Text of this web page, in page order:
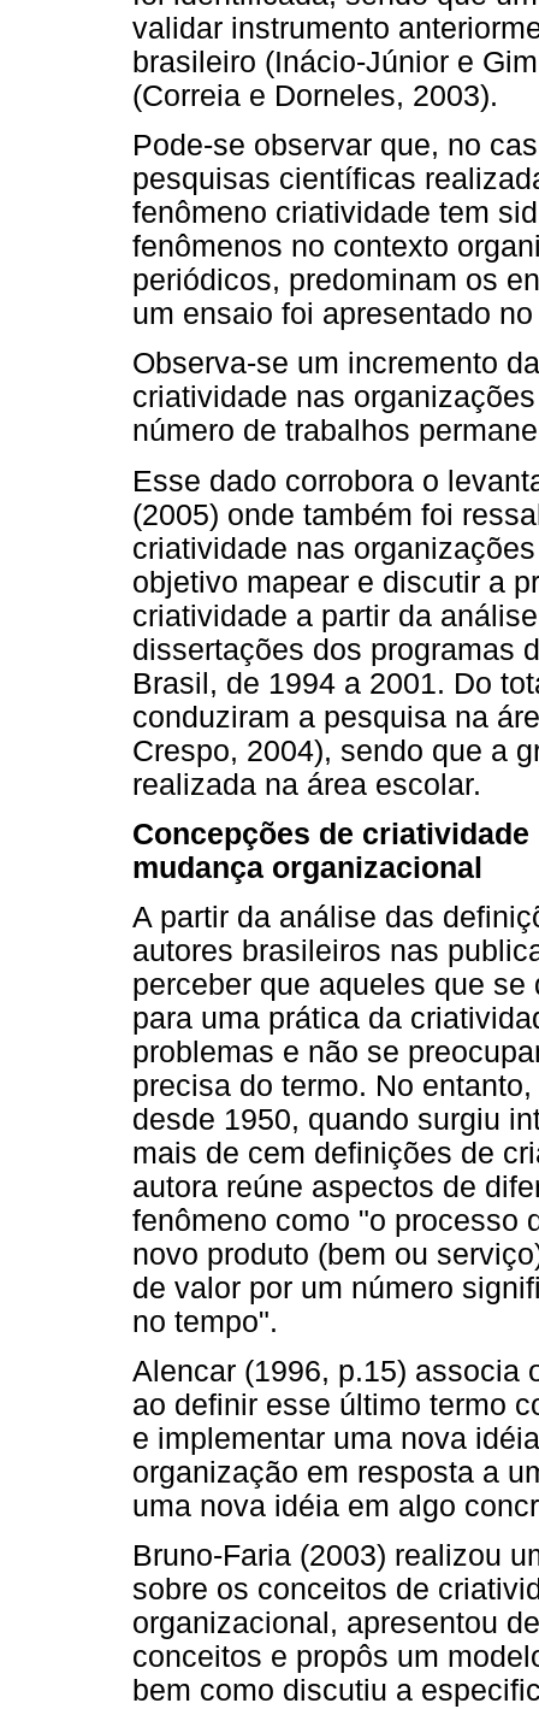
validar instrumento
brasileiro (Inácio-Júnior e
(Correia e Dorneles, 2003).
Pode-se observar que, no
pesquisas científicas
fenômeno criatividade tem
fenômenos no contexto
periódicos, predominam os
um ensaio foi apresentado
Observa-se um incremento
criatividade nas
número de trabalhos
Esse dado corrobora o
(2005) onde também foi
criatividade nas
objetivo mapear e discutir a
criatividade a partir da
dissertações dos programas
Brasil, de 1994 a 2001. Do
conduziram a pesquisa na
Crespo, 2004), sendo que a
realizada na área escolar.
Concepções de
mudança organizacional
A partir da análise das
autores brasileiros nas
perceber que aqueles que
para uma prática da
problemas e não se
precisa do termo. No
desde 1950, quando surgiu
mais de cem definições de
autora reúne aspectos de
fenômeno como "o processo
novo produto (bem ou
de valor por um número
no tempo".
Alencar (1996, p.15) associa
ao definir esse último termo
e implementar uma nova
organização em resposta a
uma nova idéia em algo
Bruno-Faria (2003) realizou
sobre os conceitos de
organizacional, apresentou
conceitos e propôs um
bem como discutiu a